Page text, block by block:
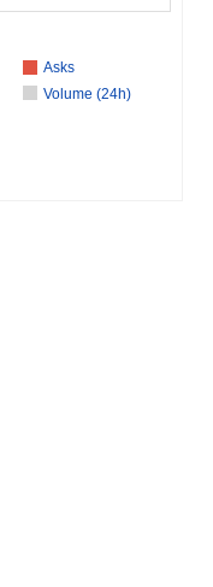
Asks
Volume (24h)